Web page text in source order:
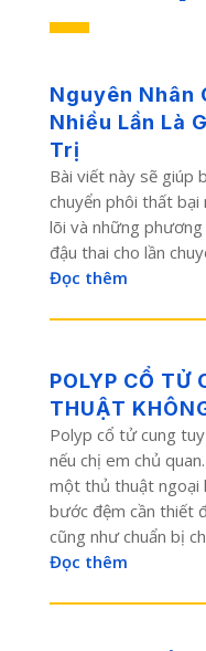
Nguyên Nhân
Nhiều Lần Là
Trị
Bài viết này sẽ giúp
chuyển phôi thất bại
lõi và những
đậu thai cho lần
Đọc thêm
POLYP CỔ TỬ
THUẬT
Polyp cổ tử cung
nếu chị em chủ
một thủ thuật ngoại
bước đệm cần thiết
cũng như chuẩn bị
Đọc thêm